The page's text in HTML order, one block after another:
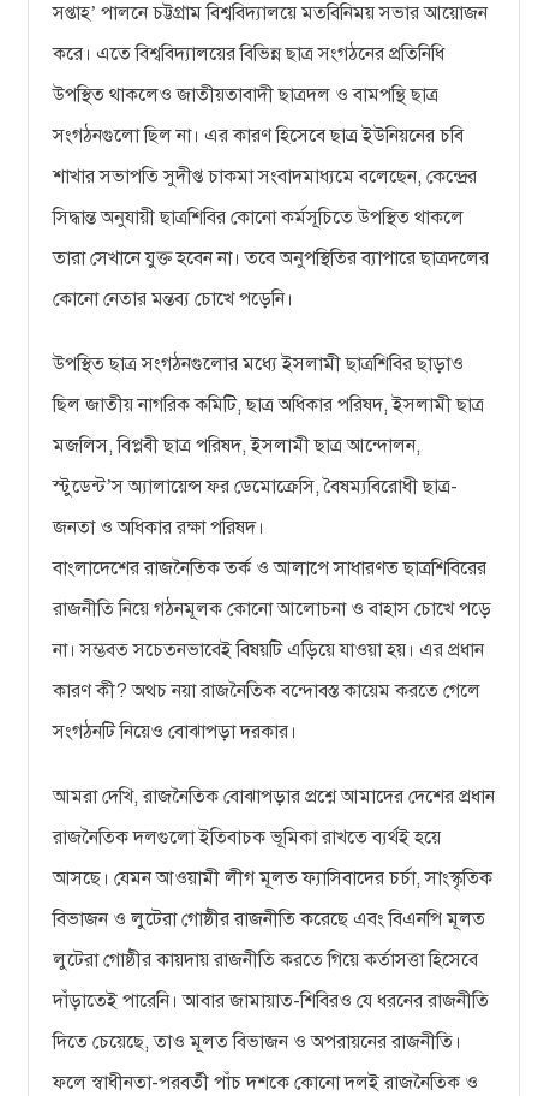
সপ্তাহ’ পালনে চট্টগ্রাম বিশ্ববিদ্যালয়ে মতবিনিময় সভার আয়োজন
করে। এতে বিশ্ববিদ্যালয়ের বিভিন্ন ছাত্র সংগঠনের প্রতিনিধি
উপস্থিত থাকলেও জাতীয়তাবাদী ছাত্রদল ও বামপন্থি ছাত্র
সংগঠনগুলো ছিল না। এর কারণ হিসেবে ছাত্র ইউনিয়নের চবি
শাখার সভাপতি সুদীপ্ত চাকমা সংবাদমাধ্যমে বলেছেন, কেন্দ্রের
সিদ্ধান্ত অনুযায়ী ছাত্রশিবির কোনো কর্মসূচিতে উপস্থিত থাকলে
তারা সেখানে যুক্ত হবেন না। তবে অনুপস্থিতির ব্যাপারে ছাত্রদলের
কোনো নেতার মন্তব্য চোখে পড়েনি।
উপস্থিত ছাত্র সংগঠনগুলোর মধ্যে ইসলামী ছাত্রশিবির ছাড়াও
ছিল জাতীয় নাগরিক কমিটি, ছাত্র অধিকার পরিষদ, ইসলামী ছাত্র
মজলিস, বিপ্লবী ছাত্র পরিষদ, ইসলামী ছাত্র আন্দোলন,
স্টুডেন্ট’স অ্যালায়েন্স ফর ডেমোক্রেসি, বৈষম্যবিরোধী ছাত্র-
জনতা ও অধিকার রক্ষা পরিষদ।
বাংলাদেশের রাজনৈতিক তর্ক ও আলাপে সাধারণত ছাত্রশিবিরের
রাজনীতি নিয়ে গঠনমূলক কোনো আলোচনা ও বাহাস চোখে পড়ে
না। সম্ভবত সচেতনভাবেই বিষয়টি এড়িয়ে যাওয়া হয়। এর প্রধান
কারণ কী? অথচ নয়া রাজনৈতিক বন্দোবস্ত কায়েম করতে গেলে
সংগঠনটি নিয়েও বোঝাপড়া দরকার।
আমরা দেখি, রাজনৈতিক বোঝাপড়ার প্রশ্নে আমাদের দেশের প্রধান
রাজনৈতিক দলগুলো ইতিবাচক ভূমিকা রাখতে ব্যর্থই হয়ে
আসছে। যেমন আওয়ামী লীগ মূলত ফ্যাসিবাদের চর্চা, সাংস্কৃতিক
বিভাজন ও লুটেরা গোষ্ঠীর রাজনীতি করেছে এবং বিএনপি মূলত
লুটেরা গোষ্ঠীর কায়দায় রাজনীতি করতে গিয়ে কর্তাসত্তা হিসেবে
দাঁড়াতেই পারেনি। আবার জামায়াত-শিবিরও যে ধরনের রাজনীতি
দিতে চেয়েছে, তাও মূলত বিভাজন ও অপরায়নের রাজনীতি।
ফলে স্বাধীনতা-পরবর্তী পাঁচ দশকে কোনো দলই রাজনৈতিক ও